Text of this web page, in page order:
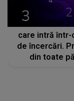
HOROSCOP
care intră într-
de încercări.
din toate